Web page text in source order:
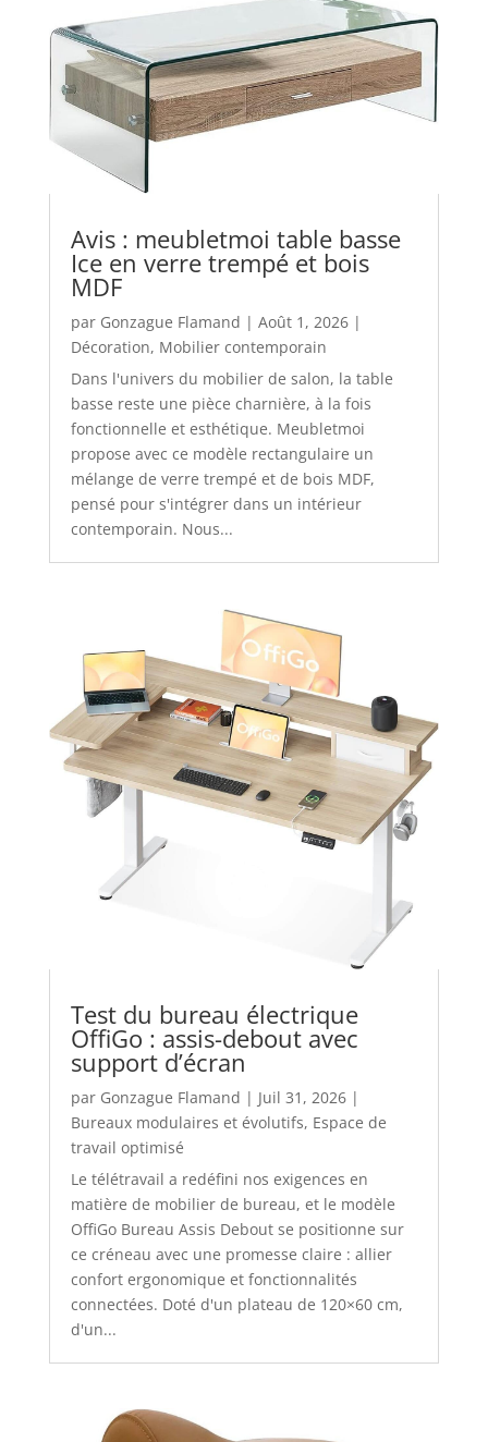
Avis : meubletmoi table basse
Ice en verre trempé et bois
MDF
par Gonzague Flamand | Août 1, 2026|
Décoration, Mobilier contemporain
Dans l'univers du mobilier de salon, la table
basse reste une pièce charnière, à la fois
fonctionnelle et esthétique. Meubletmoi
propose avec ce modèle rectangulaire un
mélange de verre trempé et de bois MDF,
pensé pour s'intégrer dans un intérieur
contemporain. Nous...
Test du bureau électrique
OffiGo : assis-debout avec
support d’écran
par Gonzague Flamand | Juil 31, 2026|
Bureaux modulaires et évolutifs, Espace de
travail optimisé
Le télétravail a redéfini nos exigences en
matière de mobilier de bureau, et le modèle
OffiGo Bureau Assis Debout se positionne sur
ce créneau avec une promesse claire : allier
confort ergonomique et fonctionnalités
connectées. Doté d'un plateau de 120×60 cm,
d'un...